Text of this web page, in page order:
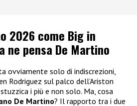
2026 come Big in
ne pensa De Martino
ovviamente solo di indiscrezioni,
Rodriguez sul palco dell’Ariston
i più e non solo. Ma, cosa
De Martino? Il rapporto tra i due